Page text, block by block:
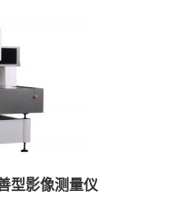
型影像测量仪